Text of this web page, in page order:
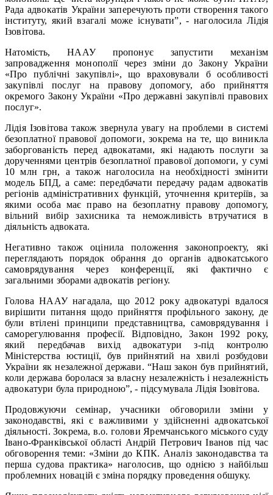
Рада адвокатів України заперечують проти створення такого
інституту, який взагалі може існувати”, - наголосила Лідія
Ізовітова.
Натомість, НААУ пропонує запустити механізм
запровадження монополії через зміни до Закону України
«Про публічні закупівлі», що враховували б особливості
закупівлі послуг на правову допомогу, або прийняття
окремого Закону України «Про державні закупівлі правових
послуг».
Лідія Ізовітова також звернула увагу на проблеми в системі
безоплатної правової допомоги, зокрема на те, що виникла
заборгованість перед адвокатами, які надають послуги за
дорученнями центрів безоплатної правової допомоги, у сумі
10 млн грн, а також наголосила на необхідності змінити
модель БПД, а саме: передбачати передачу радам адвокатів
регіонів адміністративних функцій, уточнення критеріїв, за
якими особа має право на безоплатну правову допомогу,
вільний вибір захисника та неможливість втручатися в
діяльність адвоката.
Негативно також оцінила положення законопроекту, які
переглядають порядок обрання до органів адвокатського
самоврядування через конференції, які фактично є
загальними зборами адвокатів регіону.
Голова НААУ нагадала, що 2012 року адвокатурі вдалося
вирішити питання щодо прийняття профільного закону, де
були втілені принципи представництва, самоврядування і
саморегулювання професії. Відповідно, Закон 1992 року,
який передбачав вихід адвокатури з-під контролю
Міністерства юстиції, був прийнятий на хвилі розбудови
України як незалежної держави. “Наш закон був прийнятий,
коли держава боролася за власну незалежність і незалежність
адвокатури була природною”, - підсумувала Лідія Ізовітова.
Продовжуючи семінар, учасники обговорили зміни у
законодавстві, які є важливими у здійсненні адвокатської
діяльності. Зокрема, в.о. голови Яремчанського міського суду
Івано-Франківської області Андрій Петрович Іванов під час
обговорення теми: «Зміни до КПК. Аналіз законодавства та
перша судова практика» наголосив, що однією з найбільш
проблемних новацій є зміна порядку проведення обшуку.